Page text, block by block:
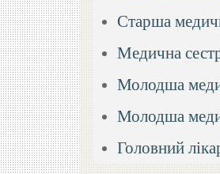
Старша
Медична
Молодша
Молодша
Головний